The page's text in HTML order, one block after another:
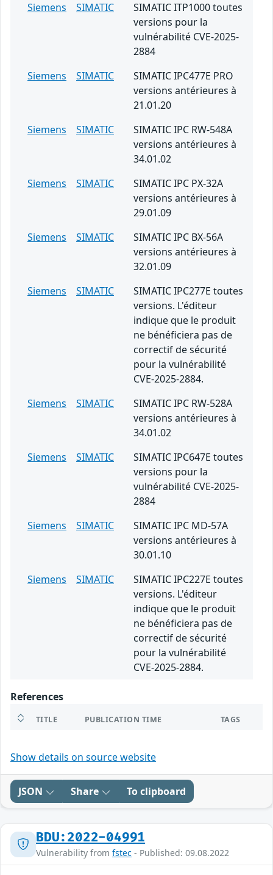
Siemens
SIMATIC
SIMATIC ITP1000 toutes
versions pour la
vulnérabilité CVE-2025-
2884
Siemens
SIMATIC
SIMATIC IPC477E PRO
versions antérieures à
21.01.20
Siemens
SIMATIC
SIMATIC IPC RW-548A
versions antérieures à
34.01.02
Siemens
SIMATIC
SIMATIC IPC PX-32A
versions antérieures à
29.01.09
Siemens
SIMATIC
SIMATIC IPC BX-56A
versions antérieures à
32.01.09
Siemens
SIMATIC
SIMATIC IPC277E toutes
versions. L'éditeur
indique que le produit
ne bénéficiera pas de
correctif de sécurité
pour la vulnérabilité
CVE-2025-2884.
Siemens
SIMATIC
SIMATIC IPC RW-528A
versions antérieures à
34.01.02
Siemens
SIMATIC
SIMATIC IPC647E toutes
versions pour la
vulnérabilité CVE-2025-
2884
Siemens
SIMATIC
SIMATIC IPC MD-57A
versions antérieures à
30.01.10
Siemens
SIMATIC
SIMATIC IPC227E toutes
versions. L'éditeur
indique que le produit
ne bénéficiera pas de
correctif de sécurité
pour la vulnérabilité
CVE-2025-2884.
References
TITLE PUBLICATION TIME TAGS
Show details on source website
JSON Share To clipboard
BDU:2022-04991
Vulnerability from fstec - Published: 09.08.2022